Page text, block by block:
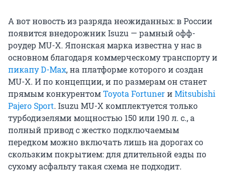
А вот новость из разряда неожиданных: в России
появится внедорожник Isuzu — рамный офф-
роудер MU-X. Японская марка известна у нас в
основном благодаря коммерческому транспорту и
пикапу D-Max, на платформе которого и создан
MU-X. И по концепции, и по размерам он станет
прямым конкурентомToyota FortunerиMitsubishi
Pajero Sport. Isuzu MU-X комплектуется только
турбодизелями мощностью 150 или 190 л. с., а
полный привод с жестко подключаемым
передком можно включать лишь на дорогах со
скользким покрытием: для длительной езды по
сухому асфальту такая схема не подходит.